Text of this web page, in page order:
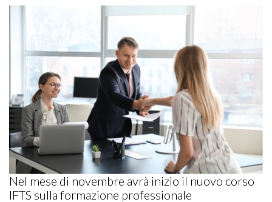
Nel mese di novembre avrà inizio il nuovo corso
IFTS sulla formazione professionale